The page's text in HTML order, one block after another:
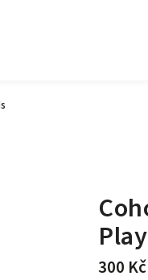
300 Kč